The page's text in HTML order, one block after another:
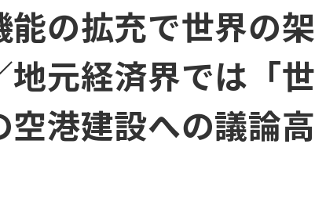
能の拡充で世界の架
地元経済界では「世
港建設への議論高